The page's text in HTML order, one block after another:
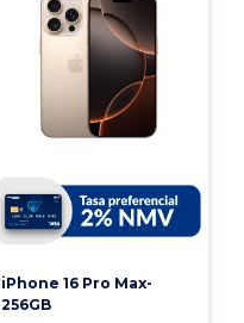
iPhone 16 Pro Max-
256GB